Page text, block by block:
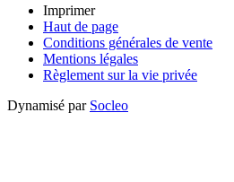
Imprimer
Haut de page
Conditions générales de vente
Mentions légales
Règlement sur la vie privée
Dynamisé par Socleo